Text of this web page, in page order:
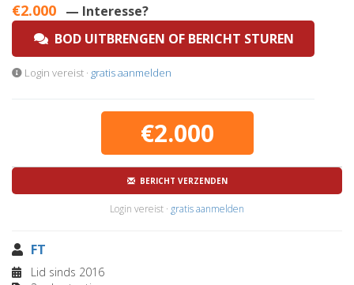
€2.000 — Interesse?
BOD UITBRENGEN OF BERICHT STUREN
Login vereist · gratis aanmelden
€2.000
BERICHT VERZENDEN
Login vereist · gratis aanmelden
FT
Lid sinds 2016